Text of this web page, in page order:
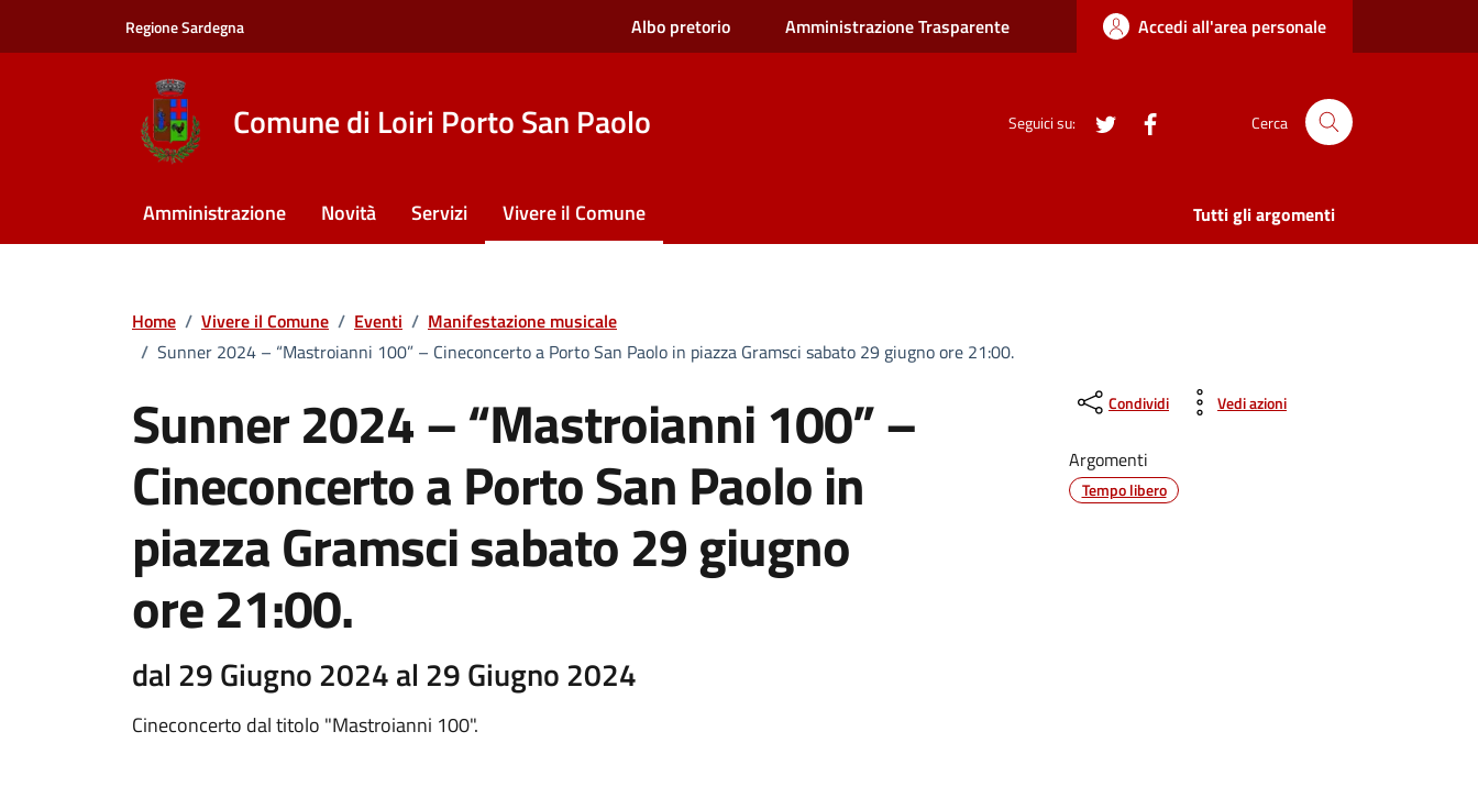
Regione Sardegna Albo pretorio Amministrazione Trasparente Accedi all'area personale
Comune di Loiri Porto San Paolo Seguici su: twitter Cerca
Amministrazione Novità Servizi Vivere il Comune Tutti gli argomenti
Home / Vivere il Comune / Eventi / Manifestazione musicale
/ Sunner 2024 – “Mastroianni 100” – Cineconcerto a Porto San Paolo in piazza Gramsci sabato 29 giugno ore 21:00.
Sunner 2024 – “Mastroianni 100” –
Cineconcerto a Porto San Paolo in
piazza Gramsci sabato 29 giugno
ore 21:00.
dal 29 Giugno 2024 al 29 Giugno 2024
Cineconcerto dal titolo "Mastroianni 100".
Condividi Vedi azioni
Argomenti
Tempo libero